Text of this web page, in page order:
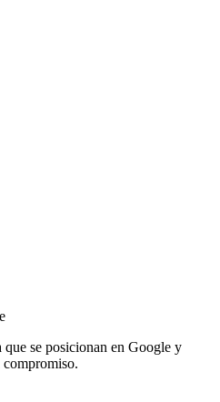
que se posicionan en Google y
compromiso.